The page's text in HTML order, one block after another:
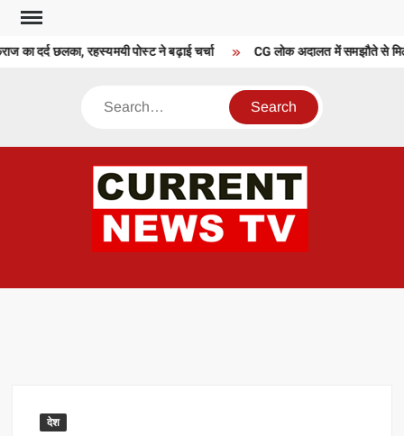
Skip
content
का दर्द छलका, रहस्यमयी पोस्ट ने बढ़ाई चर्चा CG लोक अदालत में समझौते से
Search
देश